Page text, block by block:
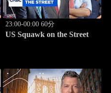
23:00-00:00 60分
US Squawk on the Street